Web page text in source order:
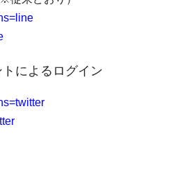
によるログイン